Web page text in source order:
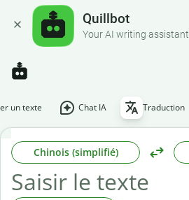
Quillbot
Your AI writing assistant
un texte Chat IA Traduction
Chinois (simplifié)